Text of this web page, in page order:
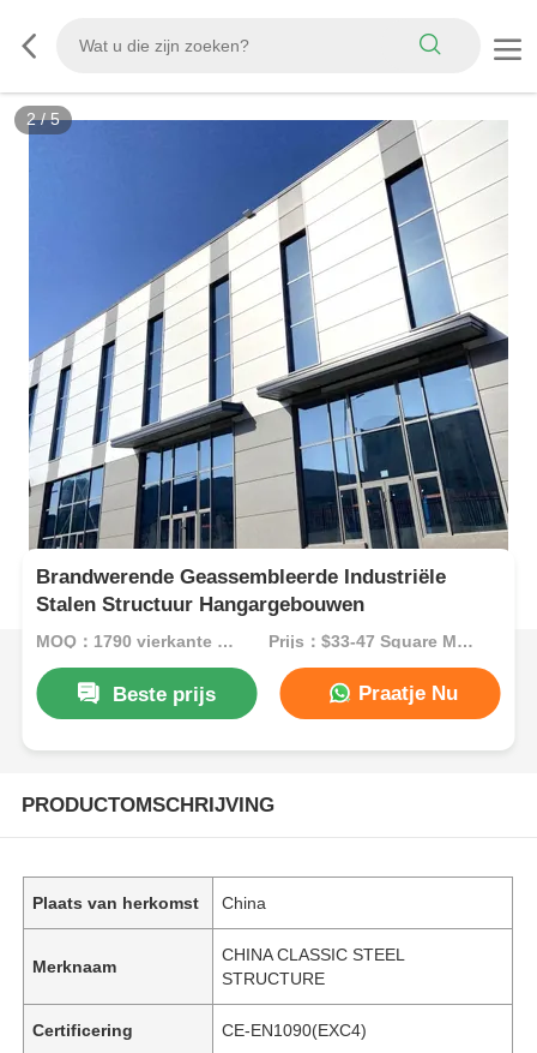
2/5
Brandwerende Geassembleerde Industriële
Stalen Structuur Hangargebouwen
MOQ：1790 vierkante meter Prijs：$33-47 Square Meters
Beste prijs Praatje Nu
PRODUCTOMSCHRIJVING
Plaats van herkomst China
Merknaam
CHINA CLASSIC STEEL
STRUCTURE
Certificering CE-EN1090(EXC4)